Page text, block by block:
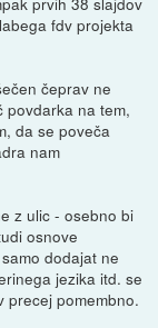
fdv projekta
čeprav ne
povdarka na tem,
da se poveča
nam
z ulic - osebno bi
osnove
dodajat ne
jezika itd. se
precej pomembno.